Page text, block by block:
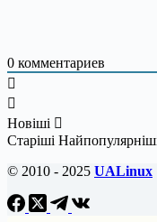
0 комментариев
Новіші
Старіші
© 2010 - 2025 UALinux